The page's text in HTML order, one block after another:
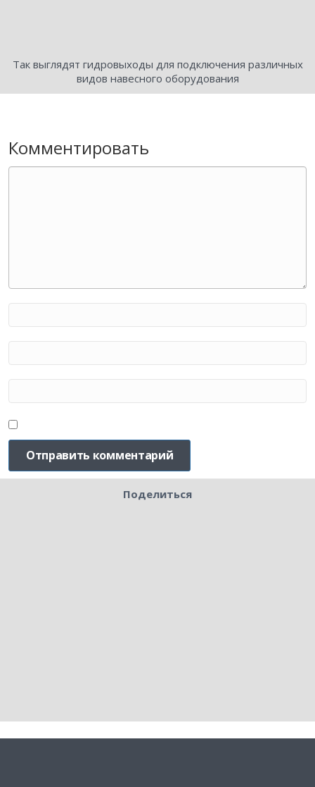
Так выглядят гидровыходы для подключения различных
видов навесного оборудования
Комментировать
Поделиться